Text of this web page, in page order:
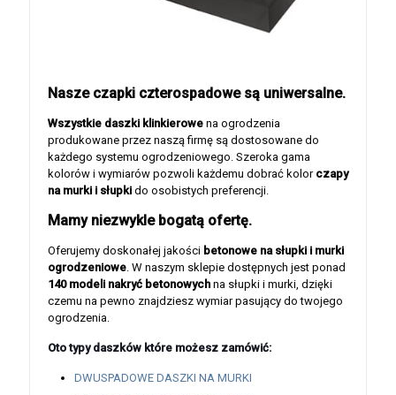
Nasze czapki czterospadowe są uniwersalne.
Wszystkie daszki klinkierowe na ogrodzenia
produkowane przez naszą firmę są dostosowane do
każdego systemu ogrodzeniowego. Szeroka gama
kolorów i wymiarów pozwoli każdemu dobrać kolor czapy
na murki i słupki do osobistych preferencji.
Mamy niezwykle bogatą ofertę.
Oferujemy doskonałej jakości betonowe na słupki i murki
ogrodzeniowe. W naszym sklepie dostępnych jest ponad
140 modeli nakryć betonowych na słupki i murki, dzięki
czemu na pewno znajdziesz wymiar pasujący do twojego
ogrodzenia.
Oto typy daszków które możesz zamówić:
DWUSPADOWE DASZKI NA MURKI